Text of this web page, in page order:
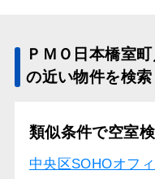
ＰＭＯ日本橋室
の近い物件を検索
類似条件で空室
中央区SOHOオフ